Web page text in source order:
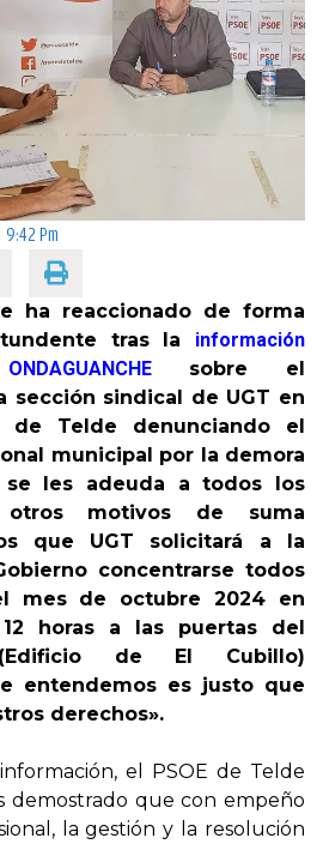
9:42 Pm
ha reaccionado de forma
tras la información
sobre el
sección sindical de UGT en
de Telde denunciando el
municipal por la demora
les adeuda a todos los
otros motivos de suma
que UGT solicitará a la
concentrarse todos
mes de octubre 2024 en
horas a las puertas del
(Edificio de El Cubillo)
entendemos es justo que
derechos».
el PSOE de Telde
demostrado que con empeño
la gestión y la resolución